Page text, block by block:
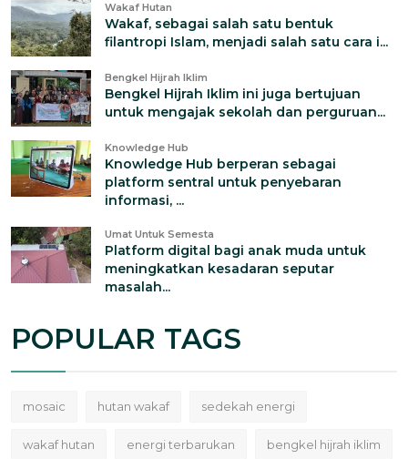
Wakaf Hutan
Wakaf, sebagai salah satu bentuk
filantropi Islam, menjadi salah satu cara i...
Bengkel Hijrah Iklim
Bengkel Hijrah Iklim ini juga bertujuan
untuk mengajak sekolah dan perguruan...
Knowledge Hub
Knowledge Hub berperan sebagai
platform sentral untuk penyebaran
informasi, ...
Umat Untuk Semesta
Platform digital bagi anak muda untuk
meningkatkan kesadaran seputar
masalah...
POPULAR TAGS
mosaic hutan wakaf sedekah energi
wakaf hutan energi terbarukan bengkel hijrah iklim